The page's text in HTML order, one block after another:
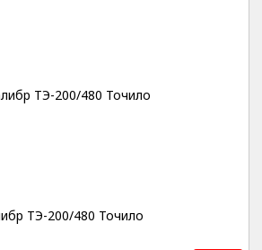
ТЭ-200/480 Точило